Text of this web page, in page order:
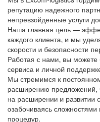
репутацию надежного
непревзойденные услуги
Наша главная цель —
каждого клиента, и мы
скорости и безопасности
Работая с нами, вы
сервиса и личной
Мы стремимся к
расширению предложений,
на расширении и развитии
озабочиваясь
процедур.